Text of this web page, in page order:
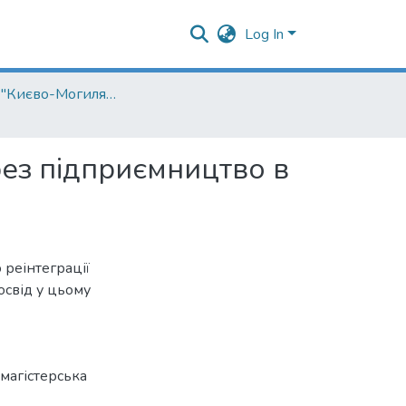
Log In
Кафедра "Києво-Могилянська школа врядування імені Андрія Мелешевича"
підприємництво в
у цьому
магістерська